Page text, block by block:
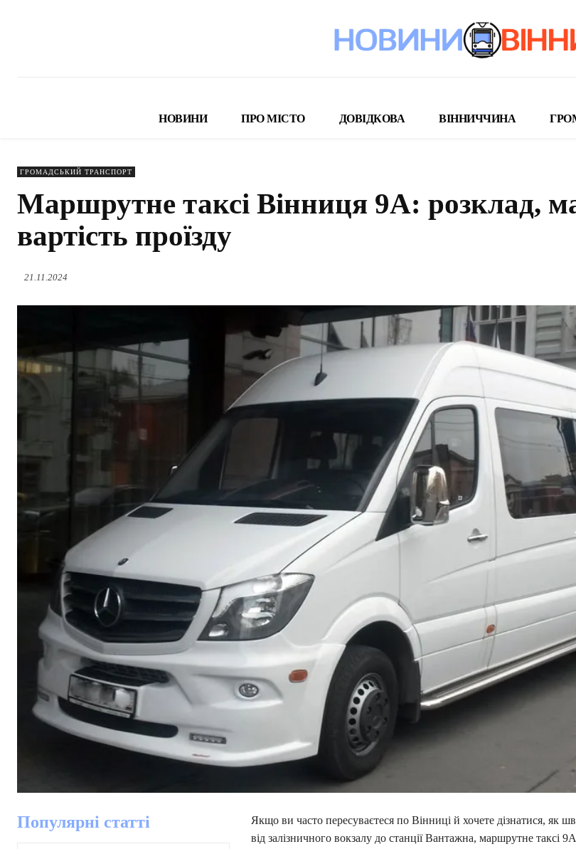
НОВИНИ ПРО МІСТО ДОВІДКОВА ВІННИЧЧИНА
ГРОМАДСЬКИЙ ТРАНСПОРТ
Маршрутне таксі Вінниця 9А: розклад,
вартість проїзду
21.11.2024
Популярні статті
Якщо ви часто пересуваєтеся по Вінниці й хочете дізнатися, як
від залізничного вокзалу до станції Вантажна, маршрутне таксі